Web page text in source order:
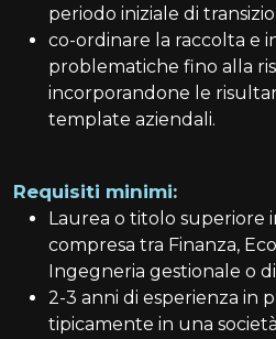
periodo iniziale di
co-ordinare la raccolta e
problematiche fino alla
incorporandone le
template aziendali.
Requisiti minimi:
Laurea o titolo superiore
compresa tra Finanza,
Ingegneria gestionale o
2-3 anni di esperienza in
tipicamente in una